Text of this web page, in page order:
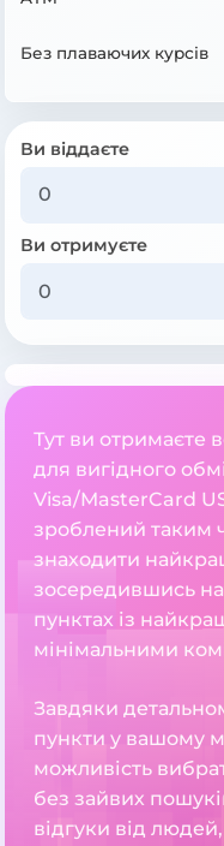
Без плаваючих курсів
Ви віддаєте
Ви отримуєте
Тут ви отримаєте
для вигідного
Visa/MasterCard
зроблений таким
знаходити
зосередившись
пунктах із
мінімальними
Завдяки
пункти у вашому
можливість
без зайвих
відгуки від